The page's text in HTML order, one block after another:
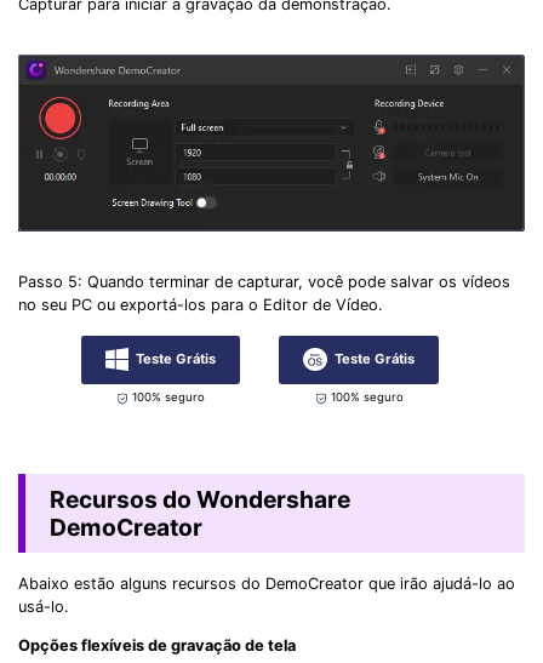
Capturar para iniciar a gravação da demonstração.
Passo 5: Quando terminar de capturar, você pode salvar os vídeos
no seu PC ou exportá-los para o Editor de Vídeo.
Teste Grátis
100% seguro
Teste Grátis
100% seguro
Recursos do Wondershare
DemoCreator
Abaixo estão alguns recursos do DemoCreator que irão ajudá-lo ao
usá-lo.
Opções flexíveis de gravação de tela